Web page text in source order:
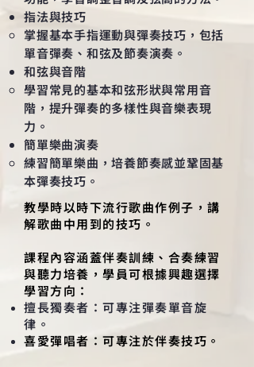
指法與技巧
掌握基本手指運動與彈奏技巧，包括
單音彈奏、和弦及節奏演奏。
和弦與音階
學習常見的基本和弦形狀與常用音
階，提升彈奏的多樣性與音樂表現
力。​
簡單樂曲演奏
練習簡單樂曲，培養節奏感並鞏固基
本彈奏技巧。
教學時以時下流行歌曲作例子，講
解歌曲中用到的技巧。
課程內容涵蓋伴奏訓練、合奏練習
與聽力培養，學員可根據興趣選擇
學習方向：
擅長獨奏者：可專注彈奏單音旋
律。
喜愛彈唱者：可專注於伴奏技巧。